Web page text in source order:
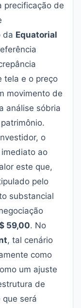
precificação de
da Equatorial
tela e o preço
movimento de
análise sóbria
, o
ao
este que,
pelo
substancial
59,00. No
, tal cenário
como
um ajuste
de
que será